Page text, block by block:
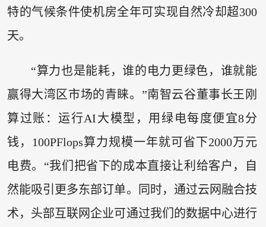
特的气候条件使机房全年可实现自然冷却超300
天。
“算力也是能耗，谁的电力更绿色，谁就能
赢得大湾区市场的青睐。”南智云谷董事长王刚
算过账：运行AI大模型，用绿电每度便宜8分
钱，100PFlops算力规模一年就可省下2000万元
电费。“我们把省下的成本直接让利给客户，自
然能吸引更多东部订单。同时，通过云网融合技
术，头部互联网企业可通过我们的数据中心进行